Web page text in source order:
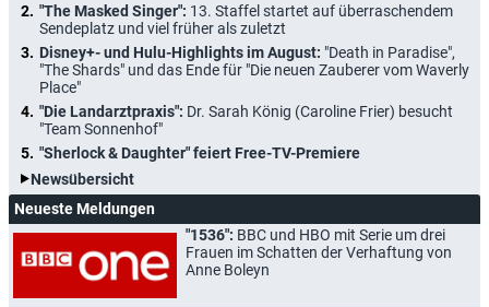
"The Masked Singer": 13. Staffel startet auf überraschendem
Sendeplatz und viel früher als zuletzt
Disney+- und Hulu-Highlights im August: "Death in Paradise",
"The Shards" und das Ende für "Die neuen Zauberer vom Waverly
Place"
"Die Landarztpraxis": Dr. Sarah König (Caroline Frier) besucht
"Team Sonnenhof"
"Sherlock & Daughter" feiert Free-TV-Premiere
Newsübersicht
Neueste Meldungen
"1536": BBC und HBO mit Serie um drei
Frauen im Schatten der Verhaftung von
Anne Boleyn